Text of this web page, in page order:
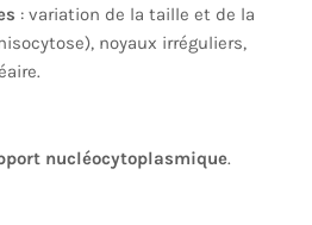
: variation de la taille et de la
noyaux irréguliers,
nucléocytoplasmique.